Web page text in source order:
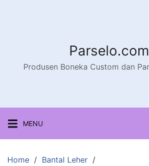
Parselo.com
Produsen Boneka Custom dan
MENU
Home
Bantal Leher